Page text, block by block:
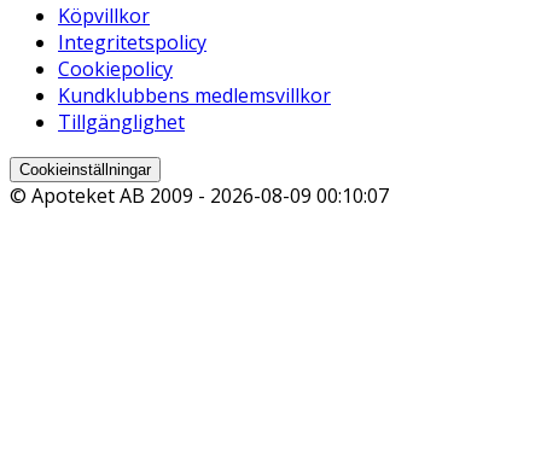
Köpvillkor
Integritetspolicy
Cookiepolicy
Kundklubbens medlemsvillkor
Tillgänglighet
Cookieinställningar
© Apoteket AB 2009 - 2026-08-09 00:10:07